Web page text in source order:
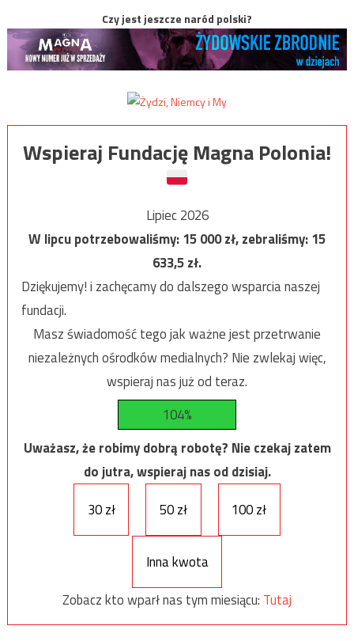
Czy jest jeszcze naród polski?
Wspieraj Fundację Magna Polonia!
Lipiec 2026
W lipcu potrzebowaliśmy:15 000zł, zebraliśmy:15
633,5zł.
Dziękujemy! i zachęcamy do dalszego wsparcia naszej
fundacji.
Masz świadomość tego jak ważne jest przetrwanie
niezależnych ośrodków medialnych? Nie zwlekaj więc,
wspieraj nas już od teraz.
104%
Uważasz, że robimy dobrą robotę? Nie czekaj zatem
do jutra, wspieraj nas od dzisiaj.
30 zł
50 zł 100 zł
Inna kwota
Zobacz kto wparł nas tym miesiącu: Tutaj